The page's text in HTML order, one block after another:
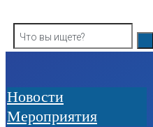
Новости
Мероприятия